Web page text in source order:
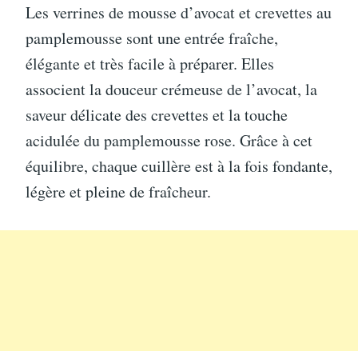
Les verrines de mousse d’avocat et crevettes au
pamplemousse sont une entrée fraîche,
élégante et très facile à préparer. Elles
associent la douceur crémeuse de l’avocat, la
saveur délicate des crevettes et la touche
acidulée du pamplemousse rose. Grâce à cet
équilibre, chaque cuillère est à la fois fondante,
légère et pleine de fraîcheur.